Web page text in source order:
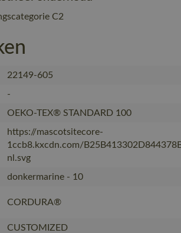
C2
22149-605
-
OEKO-TEX® STANDARD 100
https://mascotsitecore-
1ccb8.kxcdn.com/
nl.svg
donkermarine - 10
CORDURA®
CUSTOMIZED